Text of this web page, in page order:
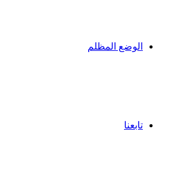
الوضع المظلم
تابعنا